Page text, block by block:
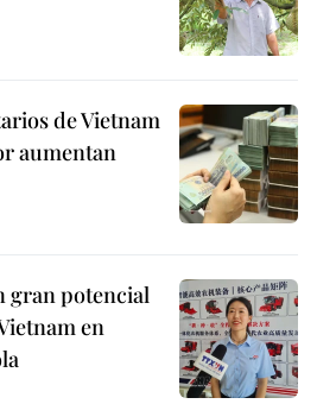
de Vietnam
aumentan
gran potencial
en